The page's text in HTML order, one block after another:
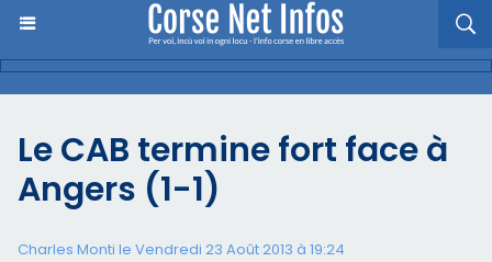
Le CAB termine fort face à
Angers (1-1)
Charles Monti le Vendredi 23 Août 2013 à 19:24